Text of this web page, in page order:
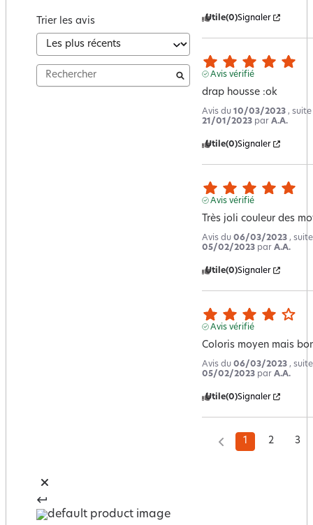
Trier les avis Utile(0)Signaler
Avis vérifié
drap housse :ok
Avis du 10/03/2023 ,
21/01/2023 par A.A.
Utile(0)Signaler
Avis vérifié
Très joli couleur des
Avis du 06/03/2023 ,
05/02/2023 par A.A.
Utile(0)Signaler
Avis vérifié
Coloris moyen mais
Avis du 06/03/2023 ,
05/02/2023 par A.A.
Utile(0)Signaler
1 2 3